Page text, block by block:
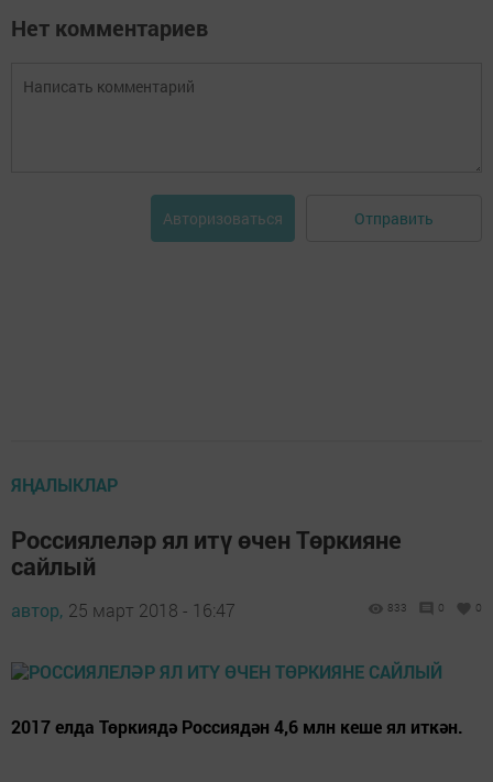
Нет комментариев
Авторизоваться Отправить
ЯҢАЛЫКЛАР
Россиялеләр ял итү өчен Төркияне
сайлый
автор, 25 март 2018 - 16:47 833 0 0
2017 елда Төркиядә Россиядән 4,6 млн кеше ял иткән.